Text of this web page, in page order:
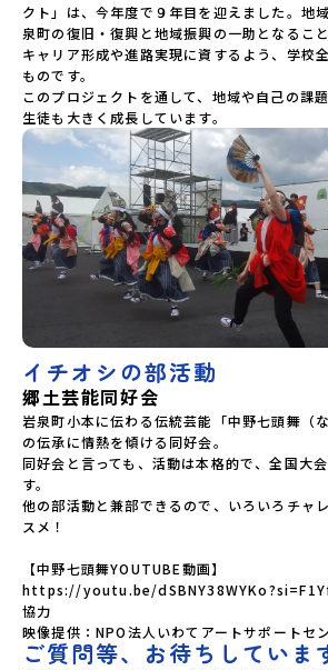
クト」は、今年度で９年目を迎えました。地
泉町の復旧・復興と地域振興の一助となるこ
キャリア形成や進路実現に資するよう、学校
ものです。
このプロジェクトを通して、地域や自己の課
生徒も大きく成長しています。
イチオシの部活動
郷土芸能同好会
岩泉町小本に伝わる伝統芸能「中野七頭舞（
の伝承に情熱を傾ける同好会。
同好会と言っても、活動は本格的で、全国大
す。
他の部活動と兼部できるので、いろいろチャ
スメ！
【中野七頭舞YOUTUBE動画】
https://youtu.be/
協力
ご質問等、お待ちしていま